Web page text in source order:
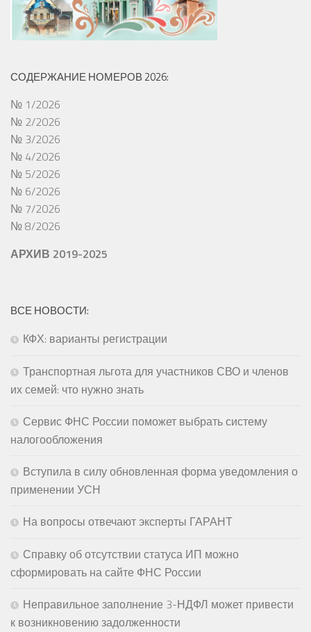
СОДЕРЖАНИЕ НОМЕРОВ 2026:
№ 1/2026
№ 2/2026
№ 3/2026
№ 4/2026
№ 5/2026
№ 6/2026
№ 7/2026
№ 8/2026
АРХИВ 2019-2025
ВСЕ НОВОСТИ:
КФХ: варианты регистрации
Транспортная льгота для участников СВО и членов
их семей: что нужно знать
Сервис ФНС России поможет выбрать систему
налогообложения
Вступила в силу обновленная форма уведомления о
применении УСН
На вопросы отвечают эксперты ГАРАНТ
Справку об отсутствии статуса ИП можно
сформировать на сайте ФНС России
Неправильное заполнение 3-НДФЛ может привести
к возникновению задолженности